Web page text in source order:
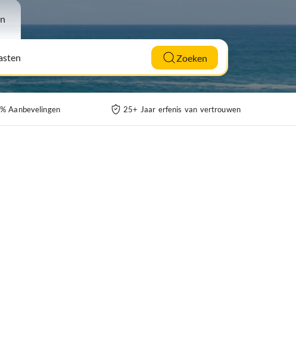
Zoeken
Aanbevelingen 25+ Jaar erfenis van vertrouwen